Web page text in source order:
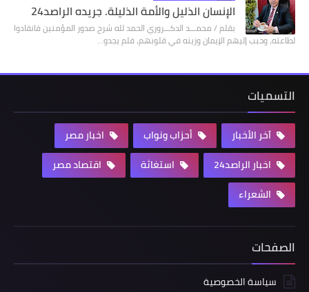
الإنسان الذليل والأمة الذليلة. جريده الراصد24
بقلم / محمـــد الدكـــروري الحمد لله شرح صدور المؤمنين فانقادوا
لطاعته، وحبب إليهم الإيمان وزينه في قلوبهم، فلم يجدو…
التسميات
آخر الأخبار أحزاب ونواب
اخبار مصر
اخبار الراصد24
استغاثة
اقتصاد مصر
الشعراء
الصفحات
سياسة الخصوصية